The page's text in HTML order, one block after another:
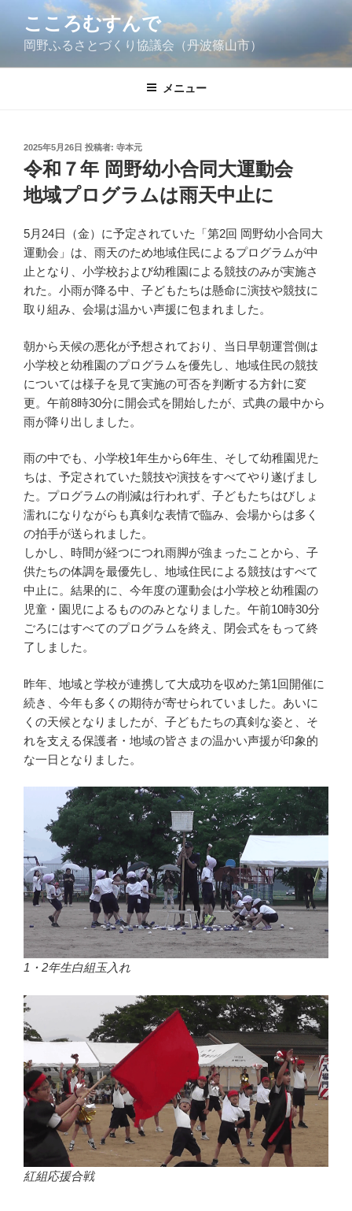
ン
こころむすんで
岡野ふるさとづくり協議会（丹波篠山市）
メニュー
投
稿
日:
2025年5月26日 投稿者: 寺本元
令和７年 岡野幼小合同大運動会
地域プログラムは雨天中止に
5月24日（金）に予定されていた「第2回 岡野幼小合同大
運動会」は、雨天のため地域住民によるプログラムが中
止となり、小学校および幼稚園による競技のみが実施さ
れた。小雨が降る中、子どもたちは懸命に演技や競技に
取り組み、会場は温かい声援に包まれました。
朝から天候の悪化が予想されており、当日早朝運営側は
小学校と幼稚園のプログラムを優先し、地域住民の競技
については様子を見て実施の可否を判断する方針に変
更。午前8時30分に開会式を開始したが、式典の最中から
雨が降り出しました。
雨の中でも、小学校1年生から6年生、そして幼稚園児た
ちは、予定されていた競技や演技をすべてやり遂げまし
た。プログラムの削減は行われず、子どもたちはびしょ
濡れになりながらも真剣な表情で臨み、会場からは多く
の拍手が送られました。
しかし、時間が経つにつれ雨脚が強まったことから、子
供たちの体調を最優先し、地域住民による競技はすべて
中止に。結果的に、今年度の運動会は小学校と幼稚園の
児童・園児によるもののみとなりました。午前10時30分
ごろにはすべてのプログラムを終え、閉会式をもって終
了しました。
昨年、地域と学校が連携して大成功を収めた第1回開催に
続き、今年も多くの期待が寄せられていました。あいに
くの天候となりましたが、子どもたちの真剣な姿と、そ
れを支える保護者・地域の皆さまの温かい声援が印象的
な一日となりました。
1・2年生白組玉入れ
紅組応援合戦